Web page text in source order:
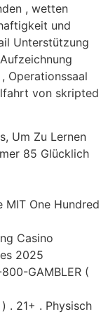
, wetten
und
Unterstützung
Operationssaal
von skripted
Um Zu Lernen
85 Glücklich
MIT One Hundred
Casino
2025
GAMBLER (
. 21+ . Physisch